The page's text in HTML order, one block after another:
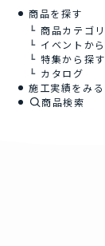
商品を探す
商品カテゴリ
イベントから
特集から探す
カタログ
施工実績をみる
商品検索